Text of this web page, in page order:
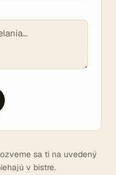
sa ti na uvedený
v bistre.